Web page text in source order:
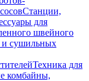
Станции,
для
швейного
и сушильных
Техника для
комбайны,